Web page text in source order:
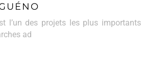
l’un des projets les plus importants
ad